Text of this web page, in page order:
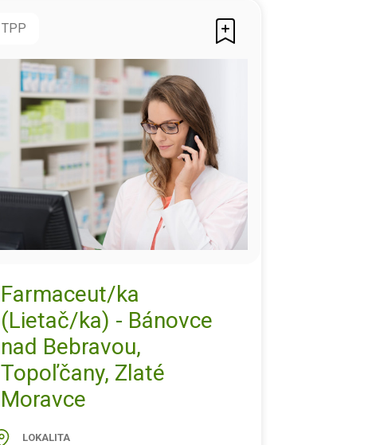
TPP
Farmaceut/ka
(Lietač/ka) - Bánovce
nad Bebravou,
Topoľčany, Zlaté
Moravce
LOKALITA